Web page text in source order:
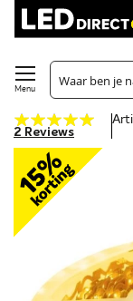
Menu
Waardering:
100
% of100
2 Reviews